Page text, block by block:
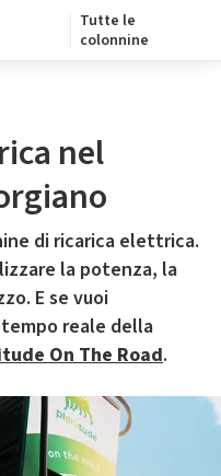
Tutte le
colonnine
nel
di ricarica elettrica.
la potenza, la
E se vuoi
reale della
On The Road.